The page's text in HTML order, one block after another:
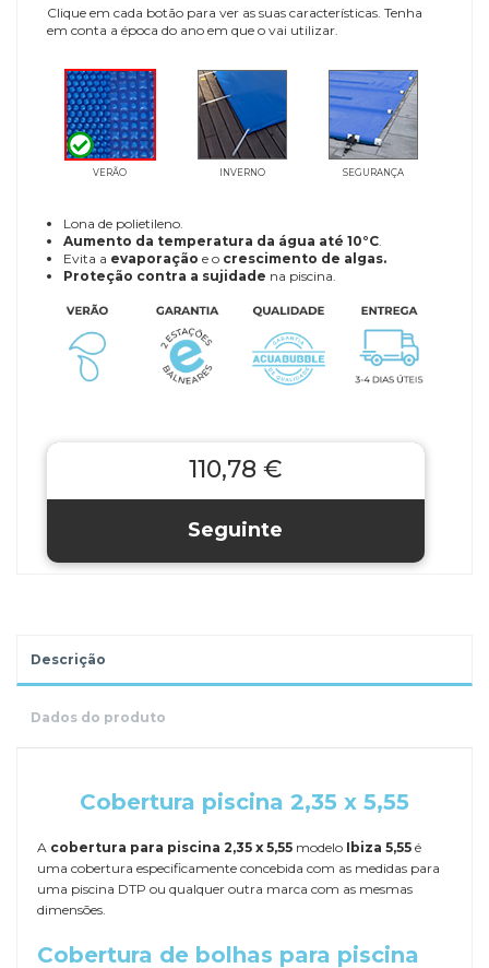
Clique em cada botão para ver as suas características. Tenha
em conta a época do ano em que o vai utilizar.
VERÃO INVERNO SEGURANÇA
Lona de polietileno.
Aumento da temperatura da água até 10°C.
Evita a evaporação e o crescimento de algas.
Proteção contra a sujidade na piscina.
110,78 €
Descrição
Dados do produto
Cobertura piscina 2,35 x 5,55
A cobertura para piscina 2,35 x 5,55 modelo Ibiza 5,55 é
uma cobertura especificamente concebida com as medidas para
uma piscina DTP ou qualquer outra marca com as mesmas
dimensões.
Cobertura de bolhas para piscina